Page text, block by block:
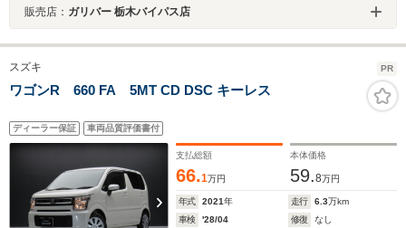
販売店： ガリバー 栃木バイパス店
スズキ PR
ワゴンR 660 FA 5MT CD DSC キーレス
ディーラー保証 車両品質評価書付
支払総額
66.1万円
本体価格
59.8万円
年式 2021年 走行 6.3万km
車検
'28/04 修復
なし